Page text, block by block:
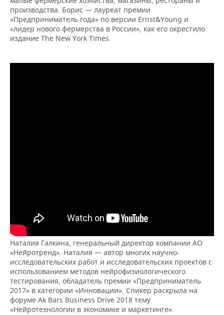
производства. Борис — лауреат премии
«Предприниматель года» по версии Ernst&Young и
«лидер нового фермерства в России», как его окрестило
издание The New York Times.
Наталия Галкина, генеральный директор компании АО
«Нейротренд». Наталия — автор многих научно-
исследовательских работ и исследовательских проектов с
использованием методов нейрофизиологического
тестирования, обладатель премии «Предприниматель
2017» в категории «Инновации». Спикер раскрыла на
форуме Ak Bars Business Drive 2018 тему
«Нейротехнологии в экономике и маркетинге».